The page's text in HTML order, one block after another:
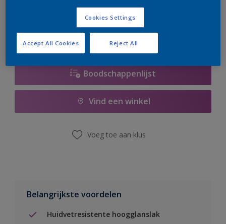
er hard aan om de voorraad aan te vullen.
Boodschappenlijst
Vind een winkel
Voeg toe aan klus
Belangrijkste voordelen
Huidvetresistente hoogglanslak
Cookies Settings
Reject All
Accept All Cookies